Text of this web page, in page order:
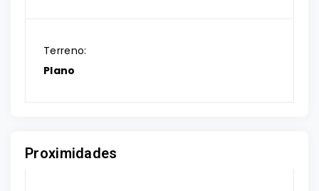
Terreno:
Plano
Proximidades